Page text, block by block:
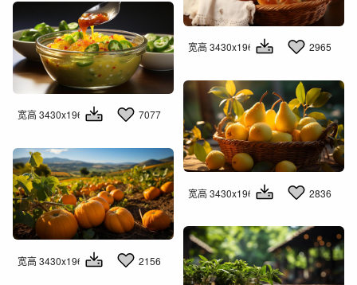
宽高 3430x1960 2965
宽高 3430x1960 7077
宽高 3430x1960 2836
宽高 3430x1960 2156